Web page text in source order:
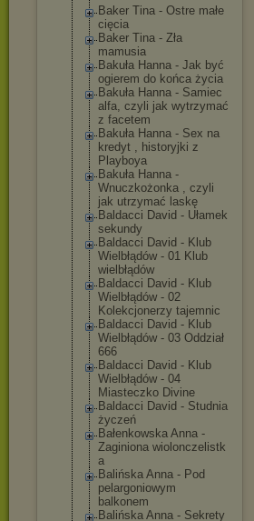
Baker Tina - Ostre małe
cięcia
Baker Tina - Zła
mamusia
Bakuła Hanna - Jak być
ogierem do końca życia
Bakuła Hanna - Samiec
alfa, czyli jak wytrzymać
z facetem
Bakuła Hanna - Sex na
kredyt , historyjki z
Playboya
Bakuła Hanna -
Wnuczkożonka , czyli
jak utrzymać laskę
Baldacci David - Ułamek
sekundy
Baldacci David - Klub
Wielbłądów - 01 Klub
wielbłądów
Baldacci David - Klub
Wielbłądów - 02
Kolekcjonerzy tajemnic
Baldacci David - Klub
Wielbłądów - 03 Oddział
666
Baldacci David - Klub
Wielbłądów - 04
Miasteczko Divine
Baldacci David - Studnia
życzeń
Bałenkowska Anna -
Zaginiona wiolonczelistk
a
Balińska Anna - Pod
pelargoniowym
balkonem
Balińska Anna - Sekrety